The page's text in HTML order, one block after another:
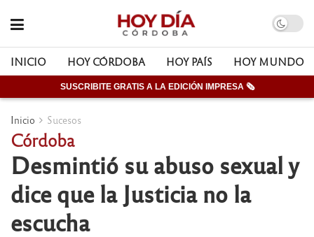
INICIO HOY CÓRDOBA HOY PAÍS HOY MUNDO
SUSCRIBITE GRATIS A LA EDICIÓN IMPRESA 🗞
Inicio Sucesos
Córdoba
Desmintió su abuso sexual y
dice que la Justicia no la
escucha